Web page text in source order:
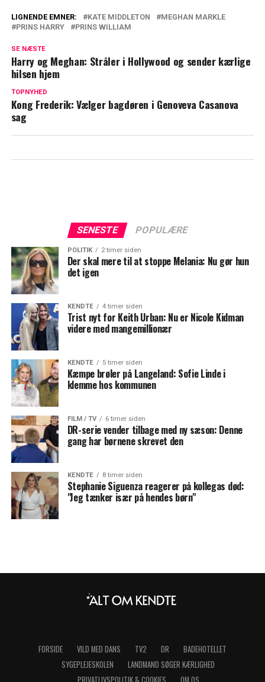
Iskold luft mellem William og Harry:
Nye detaljer er kommet frem: Sådan
LIGNENDE EMNER: KATE MIDDLETON
MEGHAN MARKLE
PRINS HARRY
PRINS WILLIAM
SE NÆSTE
Harry og Meghan: Stråler i Hollywood og sender kærlige
hilsen hjem
TOPNYHED
Kong Frederik: Vælger bagdøren i Genoveva Casanova
sag
SENESTE POPULÆRE
POLITIK 2 timer siden
Der skal mere til at stoppe Melania: Nu gør hun
det igen
KENDTE 4 timer siden
Trist nyt for Keith Urban: Nu er Nicole Kidman
videre med mangemillionær
KENDTE 5 timer siden
Kæmpe brøler på Langeland: Sofie Linde i
klemme hos kommunen
FILM / TV 6 timer siden
DR-serie vender tilbage med ny sæson: Denne
gang har børnene skrevet den
KENDTE 8 timer siden
Stephanie Siguenza reagerer på kollegas død:
"Jeg tænker især på hendes børn"
FORSIDE VILD MED DANS TV2 DR
BADEHOTELLET
SYGEPLEJESKOLEN
LANDMAND SØGER KÆRLIGHED